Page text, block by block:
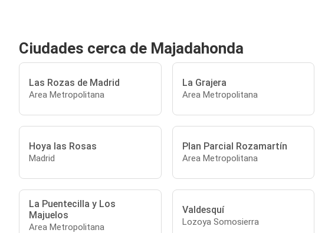
Ciudades cerca de Majadahonda
Las Rozas de Madrid
Area Metropolitana
La Grajera
Area Metropolitana
Hoya las Rosas
Madrid
Plan Parcial Rozamartín
Area Metropolitana
La Puentecilla y Los
Majuelos
Area Metropolitana
Valdesquí
Lozoya Somosierra